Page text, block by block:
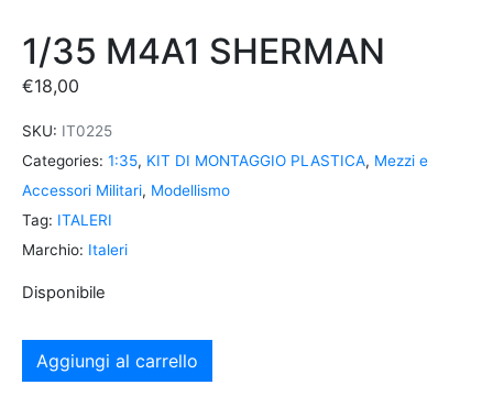
1/35 M4A1 SHERMAN
€18,00
SKU: IT0225
Categories: 1:35, KIT DI MONTAGGIO PLASTICA, Mezzi e
Accessori Militari, Modellismo
Tag: ITALERI
Marchio: Italeri
Disponibile
Aggiungi al carrello